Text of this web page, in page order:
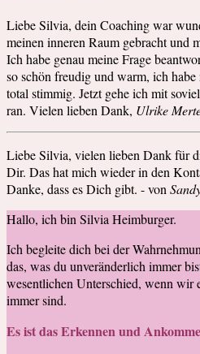
Liebe Silvia, dein Coaching war
meinen inneren Raum gebracht und
Ich habe genau meine Frage
so schön freudig und warm, ich
total stimmig. Jetzt gehe ich mit
ran. Vielen lieben Dank, Ulrike
Liebe Silvia, vielen lieben Dank für
Dir. Das hat mich wieder in den
Danke, dass es Dich gibt. - von
Hallo, ich bin Silvia Heimburger.
Ich begleite dich bei der
das, was du unveränderlich immer
wesentlichen Unterschied, wenn
immer sind.
Es ist das Erkennen und